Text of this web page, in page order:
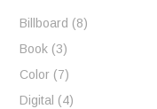
Billboard (8)
Book (3)
Color (7)
Digital (4)